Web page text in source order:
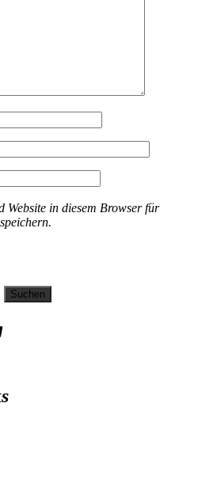
Website in diesem Browser für
Suchen